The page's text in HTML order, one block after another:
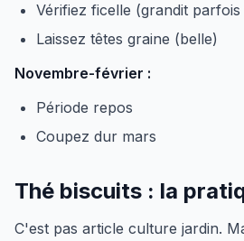
Vérifiez ficelle (grandit parfois
Laissez têtes graine (belle)
Novembre-février :
Période repos
Coupez dur mars
Thé biscuits : la
C'est pas article culture jardin.